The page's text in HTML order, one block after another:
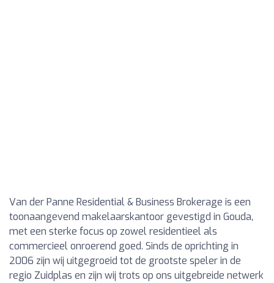
Van der Panne Residential & Business Brokerage is een
toonaangevend makelaarskantoor gevestigd in Gouda,
met een sterke focus op zowel residentieel als
commercieel onroerend goed. Sinds de oprichting in
2006 zijn wij uitgegroeid tot de grootste speler in de
regio Zuidplas en zijn wij trots op ons uitgebreide netwerk